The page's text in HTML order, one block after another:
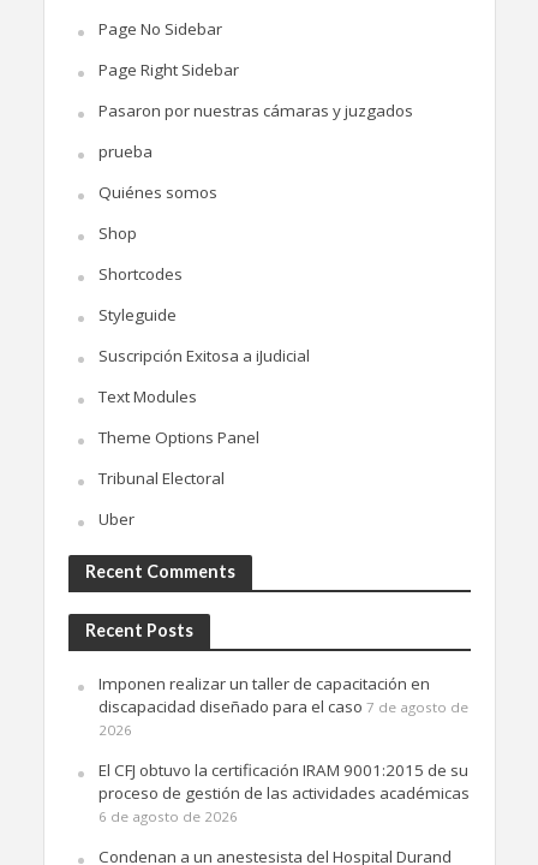
Page No Sidebar
Page Right Sidebar
Pasaron por nuestras cámaras y juzgados
prueba
Quiénes somos
Shop
Shortcodes
Styleguide
Suscripción Exitosa a iJudicial
Text Modules
Theme Options Panel
Tribunal Electoral
Uber
Recent Comments
Recent Posts
Imponen realizar un taller de capacitación en
discapacidad diseñado para el caso 7 de agosto de
2026
El CFJ obtuvo la certificación IRAM 9001:2015 de su
proceso de gestión de las actividades académicas
6 de agosto de 2026
Condenan a un anestesista del Hospital Durand